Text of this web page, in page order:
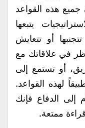
جميع هذه القواعد
يتبعها
أو تتعايش
في علاقاتك مع
أو تستمع إلى
لهذه القواعد.
إلى الدفاع فإنك
ممتعة.